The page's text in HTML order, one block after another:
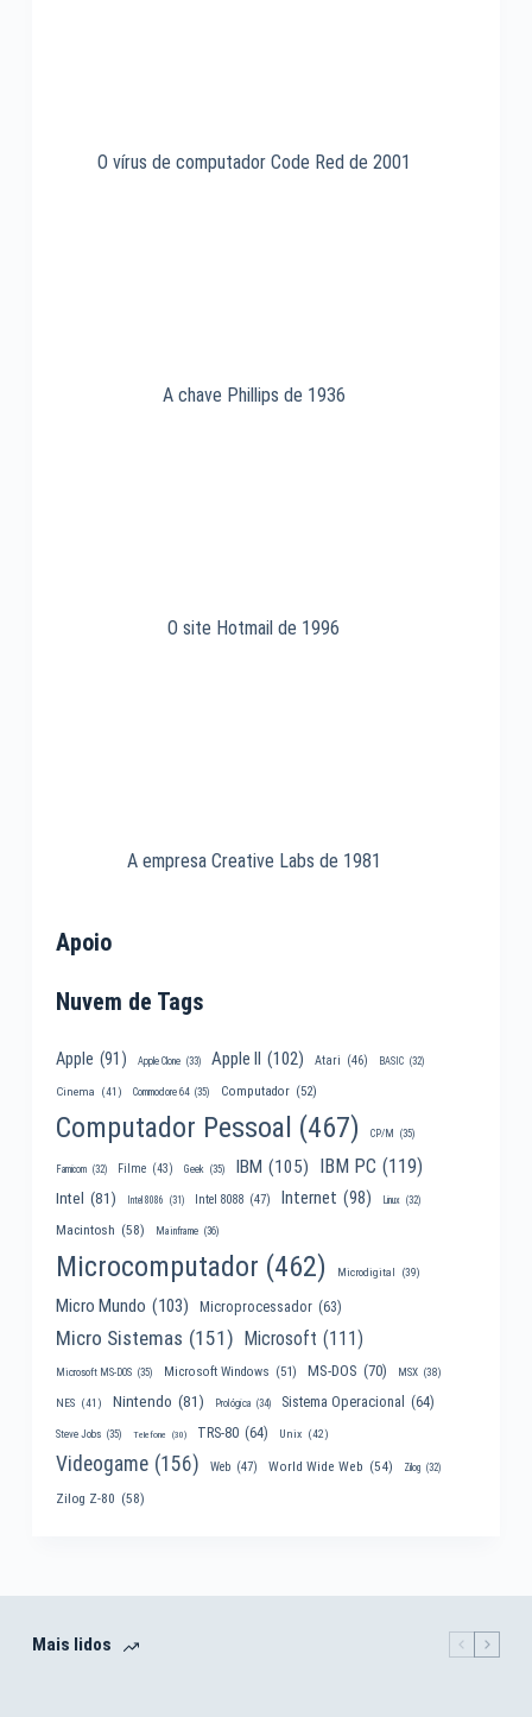
O vírus de computador Code Red de 2001
A chave Phillips de 1936
O site Hotmail de 1996
A empresa Creative Labs de 1981
Apoio
Nuvem de Tags
Apple (91) Apple Clone (33) Apple II (102) Atari (46) BASIC (32)
Cinema (41) Commodore 64 (35) Computador (52)
Computador Pessoal (467) CP/M (35)
Famicom (32) Filme (43) Geek (35) IBM (105) IBM PC (119)
Intel (81) Intel 8086 (31) Intel 8088 (47) Internet (98) Linux (32)
Macintosh (58) Mainframe (36)
Microcomputador (462) Microdigital (39)
Micro Mundo (103) Microprocessador (63)
Micro Sistemas (151) Microsoft (111)
Microsoft MS-DOS (35) Microsoft Windows (51) MS-DOS (70) MSX (38)
NES (41) Nintendo (81) Prológica (34) Sistema Operacional (64)
Steve Jobs (35) Telefone (30) TRS-80 (64) Unix (42)
Videogame (156) Web (47) World Wide Web (54) Zilog (32)
Zilog Z-80 (58)
Mais lidos